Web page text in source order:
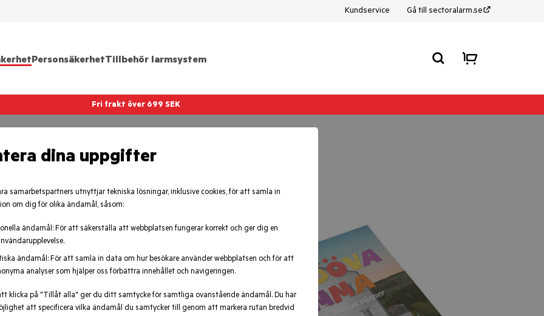
Kundservice Gå till sectoralarm.se
PersonsäkerhetTillbehör larmsystem
Fri frakt över 699 SEK
dina uppgifter
samarbetspartners utnyttjar tekniska lösningar, inklusive cookies, för att samla in
om dig för olika ändamål, såsom:
ändamål: För att säkerställa att webbplatsen fungerar korrekt och ger dig en
ändamål: För att samla in data om hur besökare använder webbplatsen och för att
analyser som hjälper oss förbättra innehållet och navigeringen.
klicka på "Tillåt alla" ger du ditt samtycke för samtliga ovanstående ändamål. Du har
att specificera vilka ändamål du samtycker till genom att markera rutan bredvid